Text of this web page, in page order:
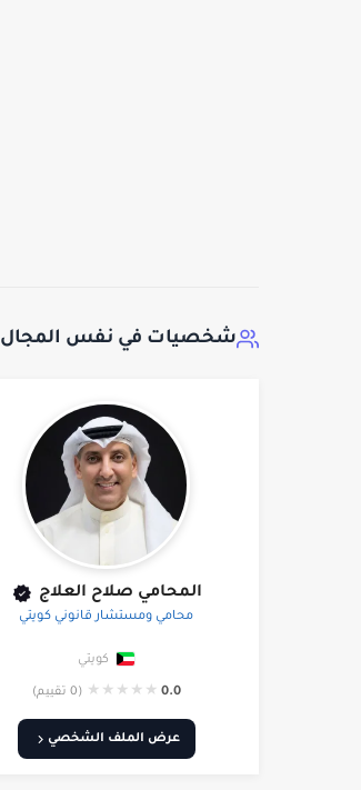
شخصيات في نفس المجال
المحامي صلاح العلاج
محامي ومستشار قانوني كويتي
كويتي
0.0
★
★
★
★
★ (0 تقييم)
عرض الملف الشخصي